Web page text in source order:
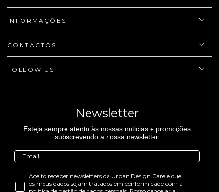
INFORMAÇÕES
CONTACTOS
FOLLOW US
Newsletter
Esteja sempre atento às nossas noticias e promoções
subscrevendo a nossa newsletter.
Aceito receber newsletters da Urban Design Care e que
os meus dados sejam tratados em conformidade com a